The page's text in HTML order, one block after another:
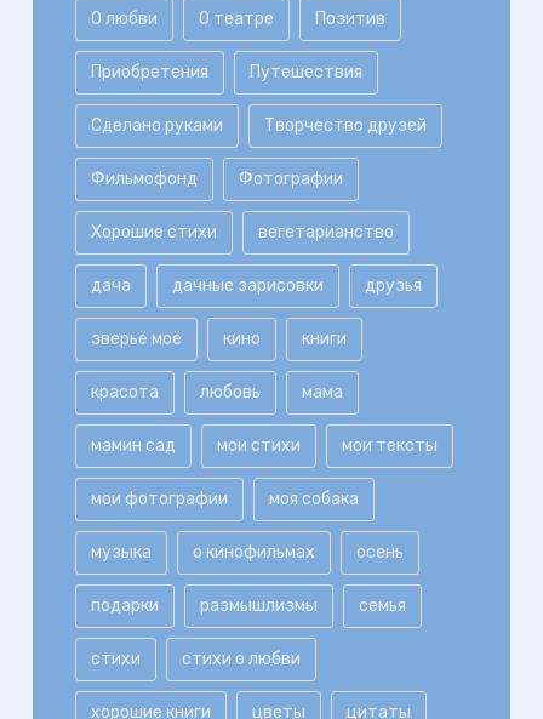
О любви О театре Позитив
Приобретения Путешествия
Сделано руками Творчество друзей
Фильмофонд Фотографии
Хорошие стихи вегетарианство
дача дачные зарисовки друзья
зверьё моё кино книги
красота любовь мама
мамин сад мои стихи мои тексты
мои фотографии моя собака
музыка о кинофильмах осень
подарки размышлизмы семья
стихи стихи о любви
хорошие книги цветы цитаты